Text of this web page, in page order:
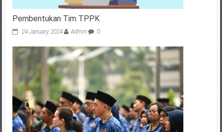
Pembentukan Tim TPPK
24 January 2024 Admin 0